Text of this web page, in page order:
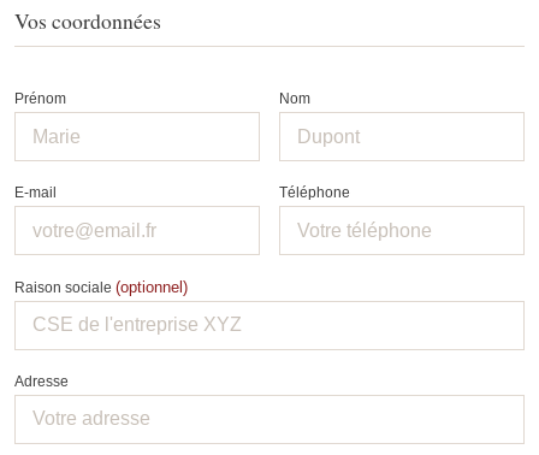
Vos coordonnées
Prénom Nom
E-mail Téléphone
Raison sociale (optionnel)
Adresse